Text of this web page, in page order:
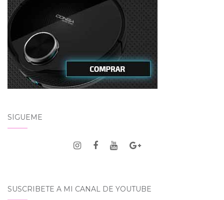
SÍGUEME
SUSCRIBETE A MI CANAL DE YOUTUBE